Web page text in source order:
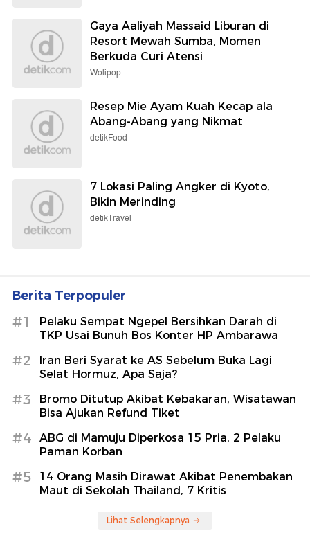
Gaya Aaliyah Massaid Liburan di
Resort Mewah Sumba, Momen
Berkuda Curi Atensi
Wolipop
Resep Mie Ayam Kuah Kecap ala
Abang-Abang yang Nikmat
detikFood
7 Lokasi Paling Angker di Kyoto,
Bikin Merinding
detikTravel
Berita Terpopuler
#1
Pelaku Sempat Ngepel Bersihkan Darah di
TKP Usai Bunuh Bos Konter HP Ambarawa
#2
Iran Beri Syarat ke AS Sebelum Buka Lagi
Selat Hormuz, Apa Saja?
#3
Bromo Ditutup Akibat Kebakaran, Wisatawan
Bisa Ajukan Refund Tiket
#4
ABG di Mamuju Diperkosa 15 Pria, 2 Pelaku
Paman Korban
#5
14 Orang Masih Dirawat Akibat Penembakan
Maut di Sekolah Thailand, 7 Kritis
Lihat Selengkapnya